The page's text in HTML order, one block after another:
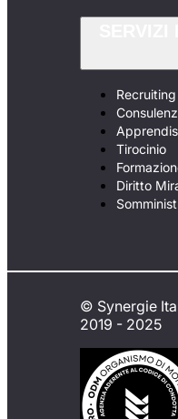
Recruiting
Tirocinio
Diritto
© Synergie
2019 - 2025